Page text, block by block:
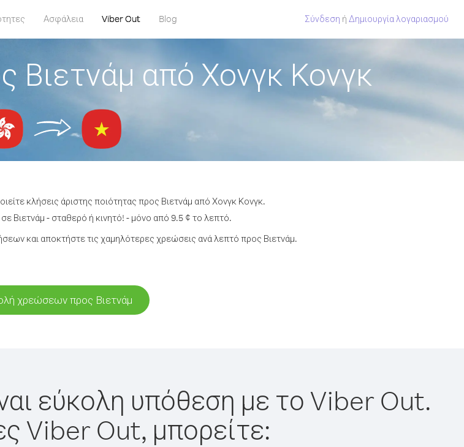
Ασφάλεια Viber Out Blog Σύνδεση ή Δημιουργία λογαριασμού
Βιετνάμ από Χονγκ Κονγκ
κλήσεις άριστης ποιότητας προς Βιετνάμ από Χονγκ Κονγκ.
Βιετνάμ - σταθερό ή κινητό! - μόνο από 9.5 ¢ το λεπτό.
και αποκτήστε τις χαμηλότερες χρεώσεις ανά λεπτό προς Βιετνάμ.
χρεώσεων προς Βιετνάμ
εύκολη υπόθεση με το Viber Out.
Viber Out, μπορείτε: